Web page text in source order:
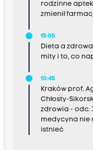
rodzinne
zmienił
15:05
Dieta a
mity i to, co
10:45
Kraków prof.
Chłosty-
zdrowia - odc.
medycyna nie
istnieć